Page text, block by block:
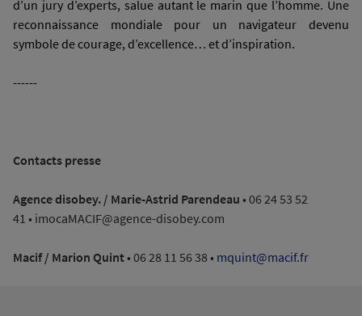
d’un jury d’experts, salue autant le marin que l’homme. Une
reconnaissance mondiale pour un navigateur devenu
symbole de courage, d’excellence… et d’inspiration.
------
Contacts presse
Agence disobey. / Marie-Astrid Parendeau • 06 24 53 52
41 • imocaMACIF@agence-disobey.com
Macif / Marion Quint• 06 28 11 56 38 • mquint@macif.fr